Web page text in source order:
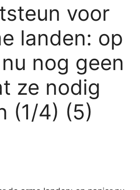
voor
landen: op
nog geen
ze nodig
(1/4) (5)